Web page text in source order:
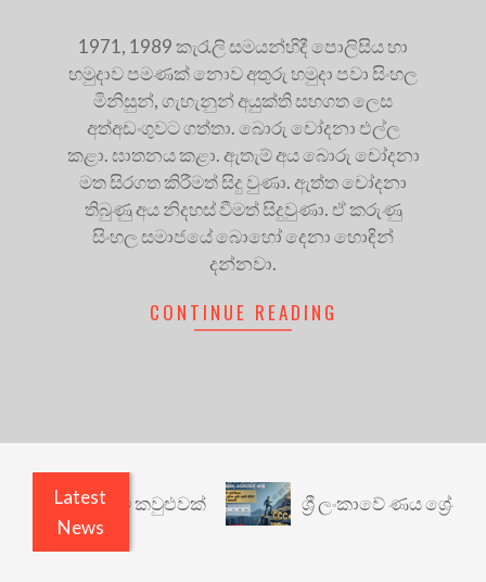
1971, 1989 කැරැලි සමයන්හිදී පොලිසිය හා
හමුදාව පමණක් නොව අතුරු හමුදා පවා සිංහල
මිනිසුන්, ගැහැනුන් අයුක්ති සහගත ලෙස
අත්අඩංගුවට ගත්තා. බොරු චෝදනා එල්ල
කළා. ඝාතනය කළා. ඇතැම් අය බොරු චෝදනා
මත සිරගත කිරීමත් සිදු වුණා. ඇත්ත චෝදනා
තිබුණු අය නිදහස් වීමත් සිදුවුණා. ඒ කරුණු
සිංහල සමාජයේ බොහෝ දෙනා හොඳින්
දන්නවා.
CONTINUE READING
Latest
News
යථාර්ථයකට කවුළුවක් ශ්‍රී ලංකාවේ ණය